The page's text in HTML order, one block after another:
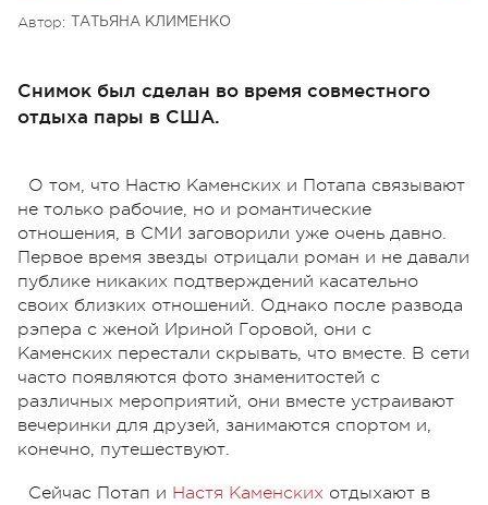
Автор: ТАТЬЯНА КЛИМЕНКО
Снимок был сделан во время совместного
отдыха пары в США.
О том, что Настю Каменских и Потапа связывают
не только рабочие, но и романтические
отношения, в СМИ заговорили уже очень давно.
Первое время звезды отрицали роман и не давали
публике никаких подтверждений касательно
своих близких отношений. Однако после развода
рэпера с женой Ириной Горовой, они с
Каменских перестали скрывать, что вместе. В сети
часто появляются фото знаменитостей с
различных мероприятий, они вместе устраивают
вечеринки для друзей, занимаются спортом и,
конечно, путешествуют.
Сейчас Потап и Настя Каменских отдыхают в